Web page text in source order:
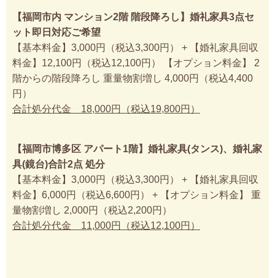
【福岡市内 マンション2階 階段降ろし】婚礼家具3点セ
ット即日対応ご希望
【基本料金】3,000円（税込3,300円） + 【婚礼家具回収
料金】12,100円（税込12,100円） 【オプション料金】 2
階からの階段降ろし 重量物割増し 4,000円（税込4,400
円）
合計処分代金 18,000円（税込19,800円）
【福岡市博多区 アパート1階】婚礼家具(タンス)、婚礼家
具(鏡台)合計2点 処分
【基本料金】3,000円（税込3,300円） + 【婚礼家具回収
料金】6,000円（税込6,600円） + 【オプション料金】 重
量物割増し 2,000円（税込2,200円）
合計処分代金 11,000円（税込12,100円）